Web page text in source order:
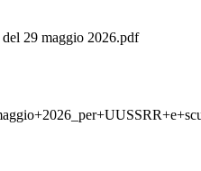
29 maggio 2026.pdf